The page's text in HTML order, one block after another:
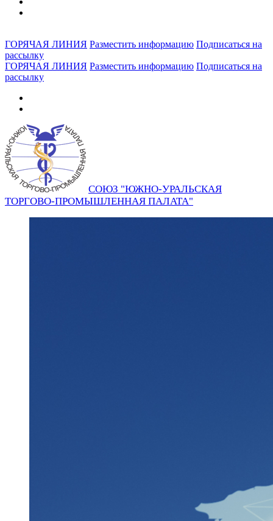
ГОРЯЧАЯ ЛИНИЯ Разместить информацию Подписаться на
рассылку
ГОРЯЧАЯ ЛИНИЯ Разместить информацию Подписаться на
рассылку
СОЮЗ "ЮЖНО-УРАЛЬСКАЯ
ТОРГОВО-ПРОМЫШЛЕННАЯ ПАЛАТА"